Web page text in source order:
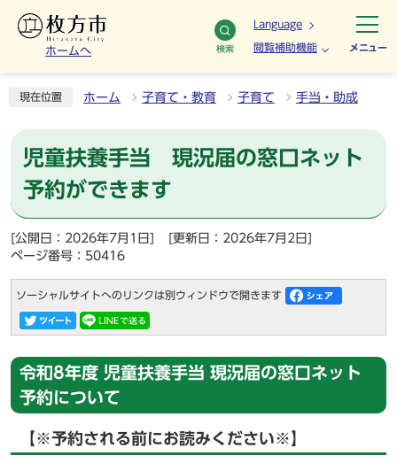
ホームへ 検索
Language
閲覧補助機能 メニュー
現在位置 ホーム 子育て・教育 子育て 手当・助成
児童扶養手当 現況届の窓口ネット
予約ができます
[公開日：2026年7月1日]
[更新日：2026年7月2日]
ページ番号：50416
ソーシャルサイトへのリンクは別ウィンドウで開きます
令和8年度 児童扶養手当 現況届の窓口ネット
予約について
【※予約される前にお読みください※】